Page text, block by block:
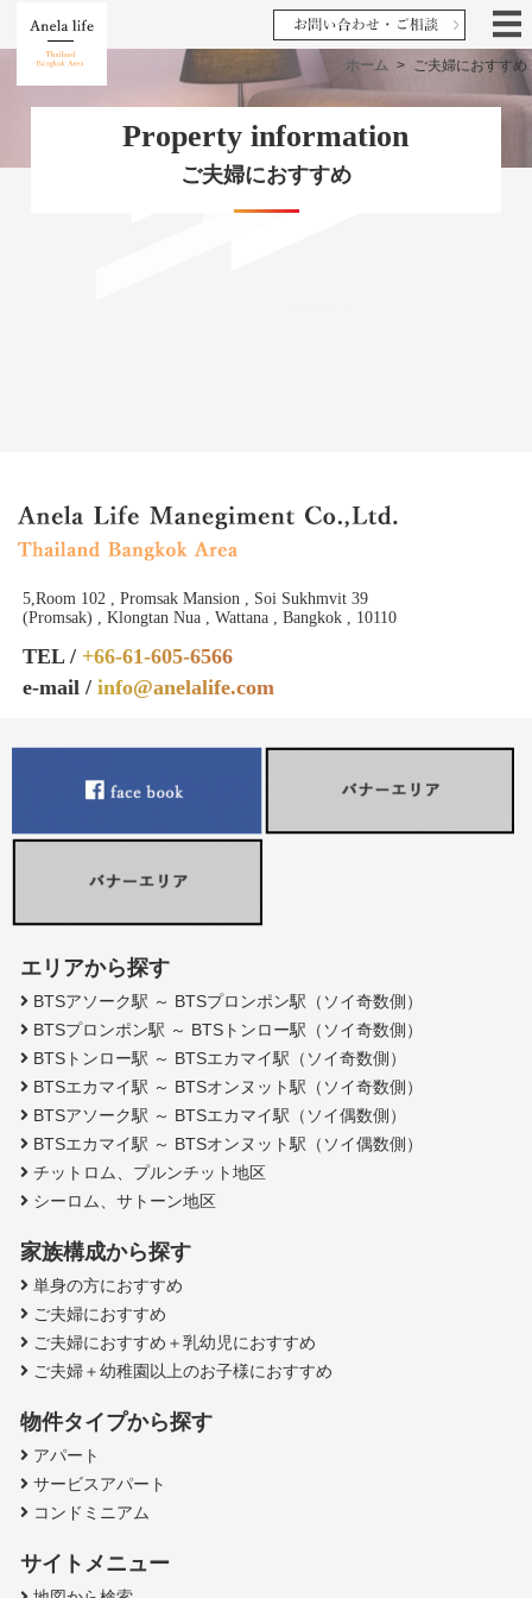
ホーム > ご夫婦におすすめ
Property information
ご夫婦におすすめ
5,Room 102 , Promsak Mansion , Soi Sukhmvit 39
(Promsak) , Klongtan Nua , Wattana , Bangkok , 10110
TEL / +66-61-605-6566
e-mail / info@anelalife.com
エリアから探す
BTSアソーク駅 ～ BTSプロンポン駅（ソイ奇数側）
BTSプロンポン駅 ～ BTSトンロー駅（ソイ奇数側）
BTSトンロー駅 ～ BTSエカマイ駅（ソイ奇数側）
BTSエカマイ駅 ～ BTSオンヌット駅（ソイ奇数側）
BTSアソーク駅 ～ BTSエカマイ駅（ソイ偶数側）
BTSエカマイ駅 ～ BTSオンヌット駅（ソイ偶数側）
チットロム、プルンチット地区
シーロム、サトーン地区
家族構成から探す
単身の方におすすめ
ご夫婦におすすめ
ご夫婦におすすめ＋乳幼児におすすめ
ご夫婦＋幼稚園以上のお子様におすすめ
物件タイプから探す
アパート
サービスアパート
コンドミニアム
サイトメニュー